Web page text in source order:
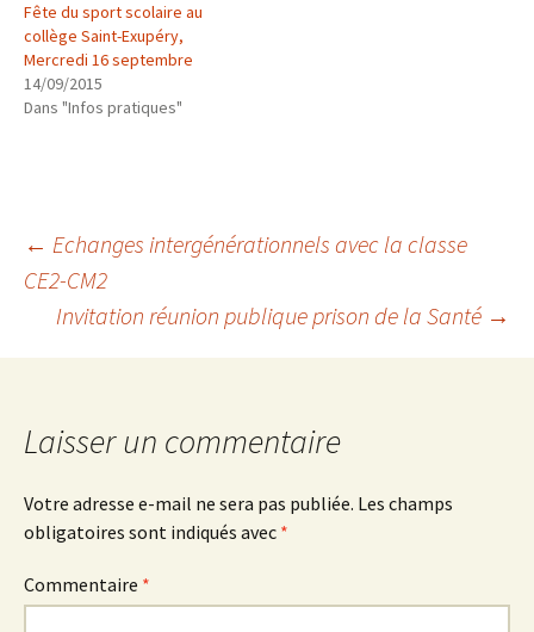
Fête du sport scolaire au
collège Saint-Exupéry,
Mercredi 16 septembre
14/09/2015
Dans "Infos pratiques"
Navigation
des
← Echanges intergénérationnels avec la classe
CE2-CM2
Invitation réunion publique prison de la Santé →
Laisser un commentaire
Votre adresse e-mail ne sera pas publiée. Les champs
obligatoires sont indiqués avec *
Commentaire *